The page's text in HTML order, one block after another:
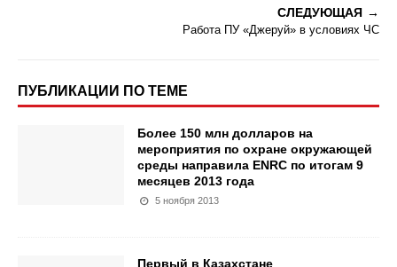
СЛЕДУЮЩАЯ
Работа ПУ «Джеруй» в условиях ЧС
ПУБЛИКАЦИИ ПО ТЕМЕ
Более 150 млн долларов на
мероприятия по охране окружающей
среды направила ENRC по итогам 9
месяцев 2013 года
5 ноября 2013
Первый в Казахстане